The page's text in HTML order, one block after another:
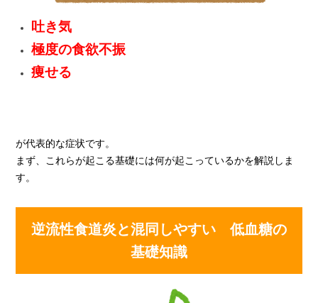
吐き気
極度の食欲不振
痩せる
が代表的な症状です。
まず、これらが起こる基礎には何が起こっているかを解説しま
す。
逆流性食道炎と混同しやすい 低血糖の
基礎知識